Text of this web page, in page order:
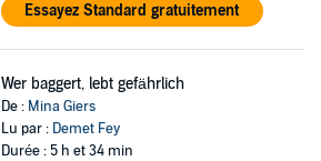
Essayez Standard gratuitement
Wer baggert, lebt gefährlich
De : Mina Giers
Lu par : Demet Fey
Durée : 5 h et 34 min